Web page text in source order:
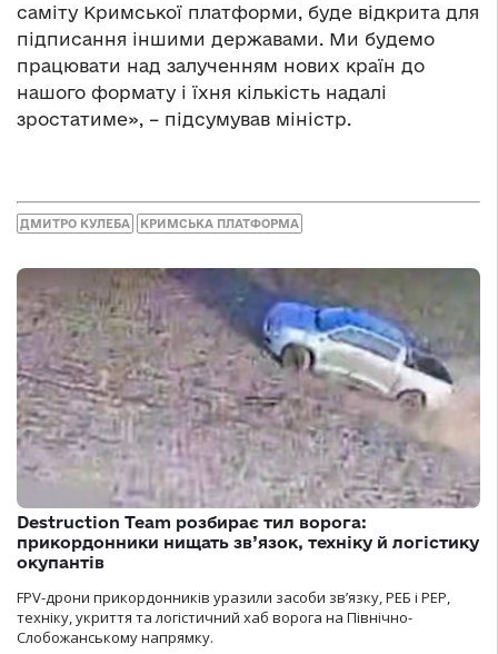
саміту Кримської платформи, буде відкрита для
підписання іншими державами. Ми будемо
працювати над залученням нових країн до
нашого формату і їхня кількість надалі
зростатиме», – підсумував міністр.
ДМИТРО КУЛЕБА КРИМСЬКА ПЛАТФОРМА
Destruction Team розбирає тил ворога:
прикордонники нищать зв’язок, техніку й логістику
окупантів
FPV-дрони прикордонників уразили засоби зв’язку, РЕБ і РЕР,
техніку, укриття та логістичний хаб ворога на Північно-
Слобожанському напрямку.